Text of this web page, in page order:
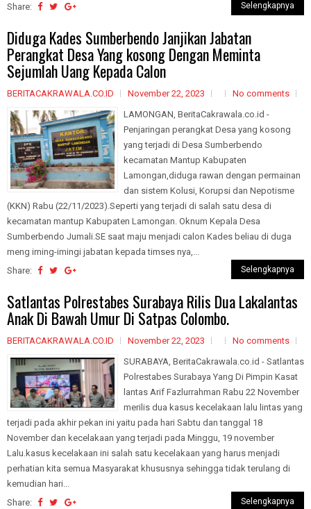
Share:
Selengkapnya
Diduga Kades Sumberbendo Janjikan Jabatan
Perangkat Desa Yang kosong Dengan Meminta
Sejumlah Uang Kepada Calon
BERITACAKRAWALA.CO.ID November 22, 2023
No comments
LAMONGAN, BeritaCakrawala.co.id -
Penjaringan perangkat Desa yang kosong
yang terjadi di Desa Sumberbendo
kecamatan Mantup Kabupaten
Lamongan,diduga rawan dengan permainan
dan sistem Kolusi, Korupsi dan Nepotisme
(KKN) Rabu (22/11/2023).Seperti yang terjadi di salah satu desa di
kecamatan mantup Kabupaten Lamongan. Oknum Kepala Desa
Sumberbendo Jumali.SE saat maju menjadi calon Kades beliau di duga
meng iming-imingi jabatan kepada timses nya,...
Share:
Selengkapnya
Satlantas Polrestabes Surabaya Rilis Dua Lakalantas
Anak Di Bawah Umur Di Satpas Colombo.
BERITACAKRAWALA.CO.ID November 22, 2023
No comments
SURABAYA, BeritaCakrawala.co.id - Satlantas
Polrestabes Surabaya Yang Di Pimpin Kasat
lantas Arif Fazlurrahman Rabu 22 November
merilis dua kasus kecelakaan lalu lintas yang
terjadi pada akhir pekan ini yaitu pada hari Sabtu dan tanggal 18
November dan kecelakaan yang terjadi pada Minggu, 19 november
Lalu.kasus kecelakaan ini salah satu kecelakaan yang harus menjadi
perhatian kita semua Masyarakat khususnya sehingga tidak terulang di
kemudian hari...
Share:
Selengkapnya